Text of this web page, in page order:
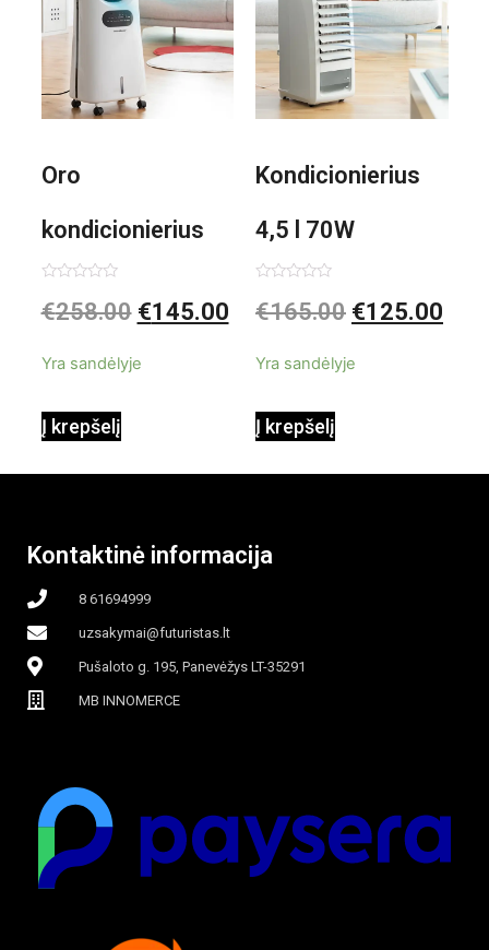
Oro
kondicionierius
Evareer
garinamasis,
apšvietimas
0
iš
€258.00 €145.00
Yra sandėlyje
Į krepšelį
Kondicionierius
4,5 l 70W
nešiojamas,
0
iš
€165.00 €125.00
Yra sandėlyje
Į krepšelį
Kontaktinė informacija
8 61694999
uzsakymai@futuristas.lt
Pušaloto g. 195, Panevėžys LT-35291
MB INNOMERCE